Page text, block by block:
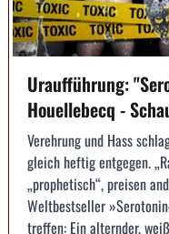
Uraufführung:
Houellebecq -
Verehrung und Hass
gleich heftig entgegen.
„prophetisch“, preisen
Weltbestseller
treffen: Ein alternder,